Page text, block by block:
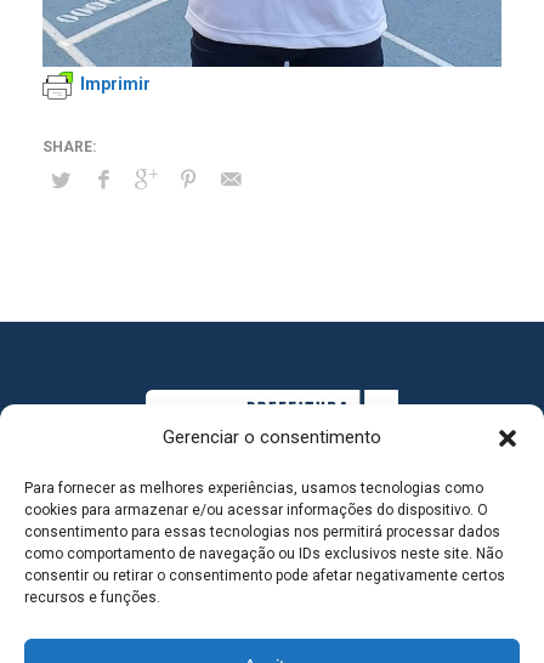
Gerenciar o consentimento
Para fornecer as melhores experiências, usamos tecnologias como
cookies para armazenar e/ou acessar informações do dispositivo. O
consentimento para essas tecnologias nos permitirá processar dados
como comportamento de navegação ou IDs exclusivos neste site. Não
consentir ou retirar o consentimento pode afetar negativamente certos
recursos e funções.
Imprimir
MAPA DO SITE